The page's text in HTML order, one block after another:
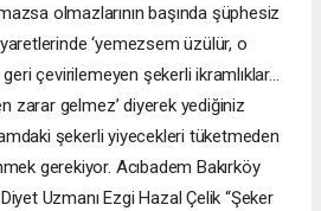
olmazlarının başında şüphesiz
‘yemezsem üzülür, o
çevirilemeyen şekerli ikramlıklar…
zarar gelmez’ diyerek yediğiniz
şekerli yiyecekleri tüketmeden
gerekiyor. Acıbadem Bakırköy
Uzmanı Ezgi Hazal Çelik “Şeker